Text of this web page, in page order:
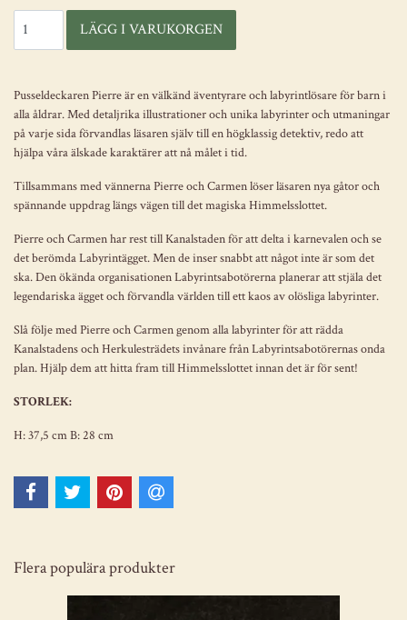
Pusseldeckaren Pierre är en välkänd äventyrare och labyrintlösare för barn i
alla åldrar. Med detaljrika illustrationer och unika labyrinter och utmaningar
på varje sida förvandlas läsaren själv till en högklassig detektiv, redo att
hjälpa våra älskade karaktärer att nå målet i tid.
Tillsammans med vännerna Pierre och Carmen löser läsaren nya gåtor och
spännande uppdrag längs vägen till det magiska Himmelsslottet.
Pierre och Carmen har rest till Kanalstaden för att delta i karnevalen och se
det berömda Labyrintägget. Men de inser snabbt att något inte är som det
ska. Den ökända organisationen Labyrintsabotörerna planerar att stjäla det
legendariska ägget och förvandla världen till ett kaos av olösliga labyrinter.
Slå följe med Pierre och Carmen genom alla labyrinter för att rädda
Kanalstadens och Herkulesträdets invånare från Labyrintsabotörernas onda
plan. Hjälp dem att hitta fram till Himmelsslottet innan det är för sent!
STORLEK:
H: 37,5 cm B: 28 cm
Flera populära produkter